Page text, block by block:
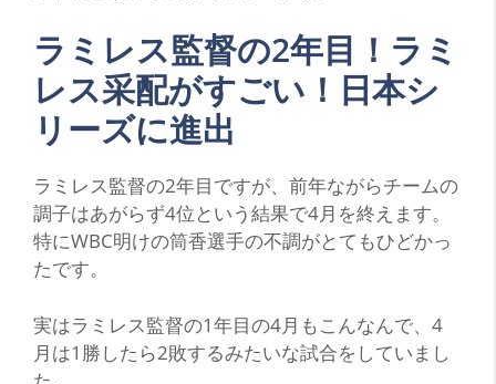
ラミレス監督の2年目！ラミ
レス采配がすごい！日本シ
リーズに進出
ラ ミレス監督の2年目ですが、前年ながらチームの
調子はあがらず4位という結果で4月を終えます。
特にWBC明けの筒香選手の不調がとてもひどかっ
たです。
実はラミレス監督の1年目の4月もこんなんで、4
月は1勝したら2敗するみたいな試合をしていまし